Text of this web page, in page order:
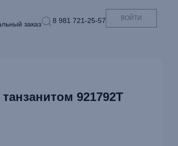
заказ 8 981 721-25-57 ВОЙТИ
921792Т